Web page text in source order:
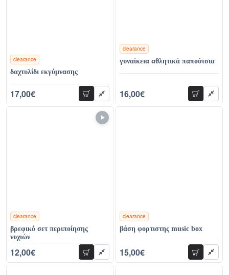
clearance
χρώματα
δαχτυλίδι εκγύμνασης
17,00€ προσθήκη
clearance
γυναίκεια αθλητικά παπούτσια
16,00€ προσθήκη
clearance
χρώματα
βρεφικό σετ περιποίησης
νυχιών
12,00€ προσθήκη
clearance
χρώματα
βάση φορτιστης music box
15,00€ προσθήκη